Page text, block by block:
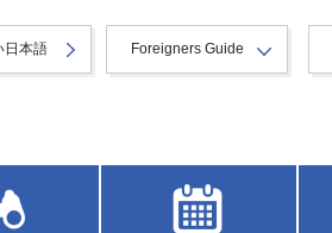
日本語 Foreigners Guide